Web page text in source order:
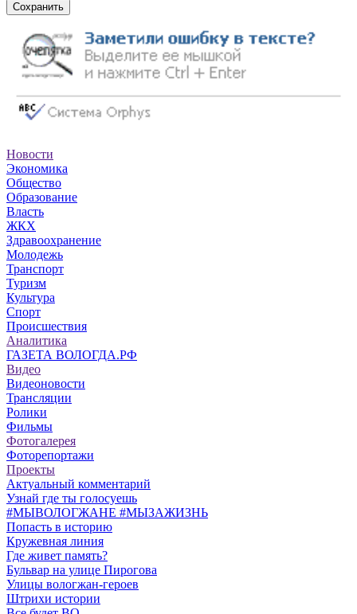
Сохранить
Новости
Экономика
Общество
Образование
Власть
ЖКХ
Здравоохранение
Молодежь
Транспорт
Туризм
Культура
Спорт
Происшествия
Аналитика
ГАЗЕТА ВОЛОГДА.РФ
Видео
Видеоновости
Трансляции
Ролики
Фильмы
Фотогалерея
Фоторепортажи
Проекты
Актуальный комментарий
Узнай где ты голосуешь
#МЫВОЛОГЖАНЕ #МЫЗАЖИЗНЬ
Попасть в историю
Кружевная линия
Где живет память?
Бульвар на улице Пирогова
Улицы вологжан-героев
Штрихи истории